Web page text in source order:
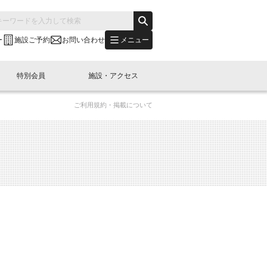
施設ご予約 お問い合わせ メニュー
別会員開催
展・参加
"LINK-BioBAY TOKYO"？
(News Letter)
コラム
ュース・事業紹介
ベント
LINK-J WEST
容
本橋エリアについて
特別会員
し込み
施設・アクセス
予約
ご利用規約・掲載について